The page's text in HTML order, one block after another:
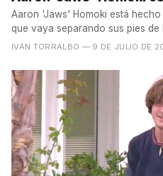
Aaron 'Jaws' Homoki está
que vaya separando sus pies de
IVÁN TORRALBO — 9 DE JULIO DE